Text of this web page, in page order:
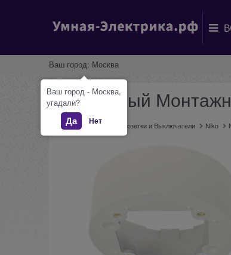
Ваш город: Москва
Niko Белый
Главная Каталог Розетки и Выключатели Niko
Ваш город - Москва,
угадали?
Да Нет